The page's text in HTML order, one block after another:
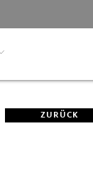
ZURÜCK